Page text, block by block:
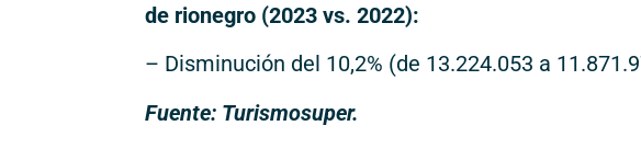
de rionegro (2023 vs. 2022):
– Disminución del 10,2% (de 13.224.053 a
Fuente: Turismosuper.